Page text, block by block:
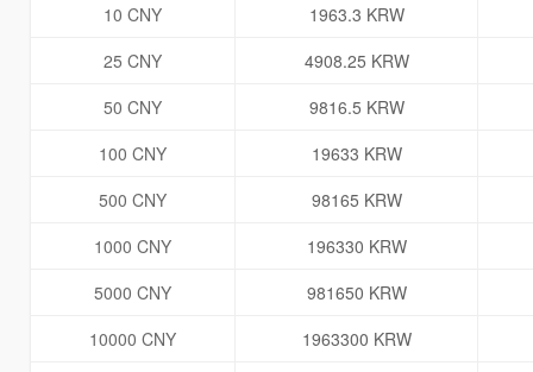
10 CNY
1963.3 KRW
25 CNY
4908.25 KRW
50 CNY
9816.5 KRW
100 CNY
19633 KRW
500 CNY
98165 KRW
1000 CNY
196330 KRW
5000 CNY
981650 KRW
10000 CNY
1963300 KRW